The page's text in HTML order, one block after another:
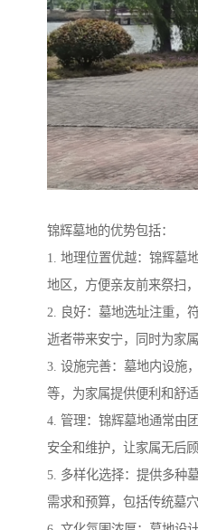
锦辉墓地的优势包括：
1. 地理位置优越：锦辉墓
地区，方便亲友前来祭扫
2. 良好：墓地选址注重，
逝者带来安宁，同时为家属
3. 设施完善：墓地内设施
等，为家属提供便利和舒适
4. 管理：锦辉墓地通常由
安全和维护，让家属无后顾
5. 多样化选择：提供多种
需求和预算，包括传统墓